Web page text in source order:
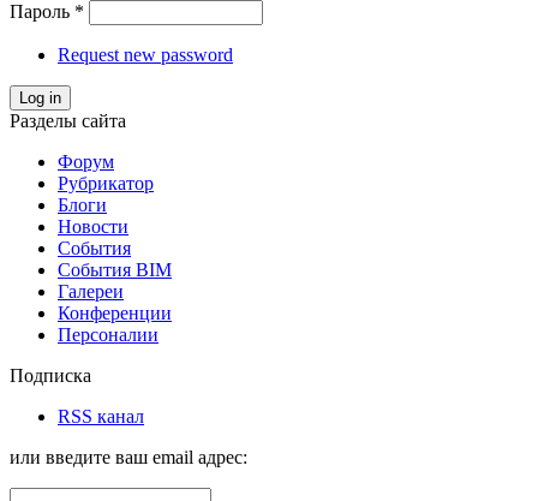
Пароль *
Request new password
Log in
Разделы сайта
Форум
Рубрикатор
Блоги
Новости
События
События BIM
Галереи
Конференции
Персоналии
Подписка
RSS канал
или введите ваш email адрес: